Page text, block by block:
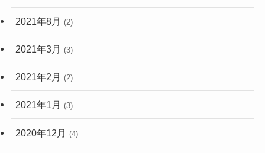
2021年8月 (2)
2021年3月 (3)
2021年2月 (2)
2021年1月 (3)
2020年12月 (4)